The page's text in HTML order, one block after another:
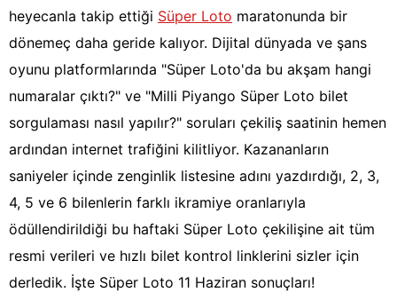
heyecanla takip ettiği Süper Loto maratonunda bir
dönemeç daha geride kalıyor. Dijital dünyada ve şans
oyunu platformlarında "Süper Loto'da bu akşam hangi
numaralar çıktı?" ve "Milli Piyango Süper Loto bilet
sorgulaması nasıl yapılır?" soruları çekiliş saatinin hemen
ardından internet trafiğini kilitliyor. Kazananların
saniyeler içinde zenginlik listesine adını yazdırdığı, 2, 3,
4, 5 ve 6 bilenlerin farklı ikramiye oranlarıyla
ödüllendirildiği bu haftaki Süper Loto çekilişine ait tüm
resmi verileri ve hızlı bilet kontrol linklerini sizler için
derledik. İşte Süper Loto 11 Haziran sonuçları!